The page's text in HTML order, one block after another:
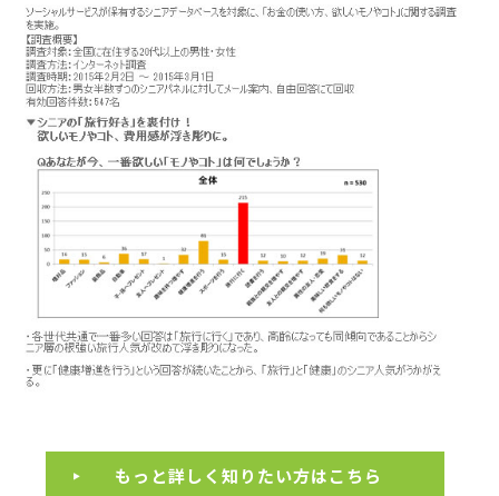
もっと詳しく知りたい方はこちら